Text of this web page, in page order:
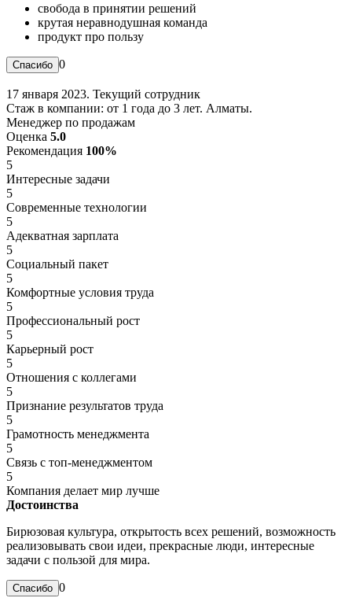
свобода в принятии решений
крутая неравнодушная команда
продукт про пользу
0
17 января 2023. Текущий сотрудник
Стаж в компании: от 1 года до 3 лет. Алматы.
Менеджер по продажам
Оценка 5.0
Рекомендация 100%
5
Интересные задачи
5
Современные технологии
5
Адекватная зарплата
5
Социальный пакет
5
Комфортные условия труда
5
Профессиональный рост
5
Карьерный рост
5
Отношения с коллегами
5
Признание результатов труда
5
Грамотность менеджмента
5
Связь с топ-менеджментом
5
Компания делает мир лучше
Достоинства
Бирюзовая культура, открытость всех решений, возможность
реализовывать свои идеи, прекрасные люди, интересные
задачи с пользой для мира.
0